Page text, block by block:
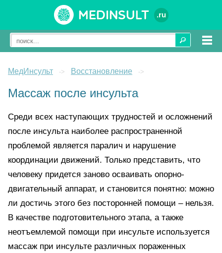
Medinsult .ru
МедИнсульт -> Восстановление ->
Массаж после инсульта
Среди всех наступающих трудностей и осложнений
после инсульта наиболее распространенной
проблемой является паралич и нарушение
координации движений. Только представить, что
человеку придется заново осваивать опорно-
двигательный аппарат, и становится понятно: можно
ли достичь этого без посторонней помощи – нельзя.
В качестве подготовительного этапа, а также
неотъемлемой помощи при инсульте используется
массаж при инсульте различных пораженных